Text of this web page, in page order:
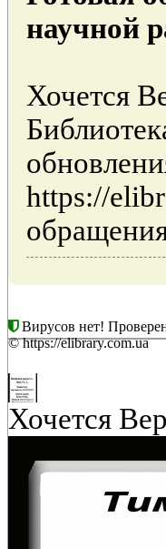
научной
Хочется
https://
Вирусов нет!
© https://elibrary.com.ua
Хочется